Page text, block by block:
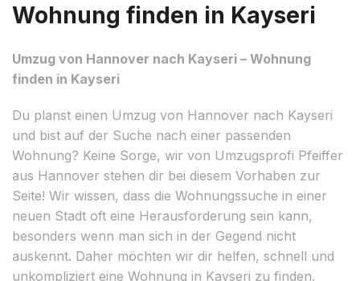
Wohnung finden in Kayseri
Umzug von Hannover nach Kayseri – Wohnung
finden in Kayseri
Du planst einen Umzug von Hannover nach Kayseri
und bist auf der Suche nach einer passenden
Wohnung? Keine Sorge, wir von Umzugsprofi Pfeiffer
aus Hannover stehen dir bei diesem Vorhaben zur
Seite! Wir wissen, dass die Wohnungssuche in einer
neuen Stadt oft eine Herausforderung sein kann,
besonders wenn man sich in der Gegend nicht
auskennt. Daher möchten wir dir helfen, schnell und
unkompliziert eine Wohnung in Kayseri zu finden.